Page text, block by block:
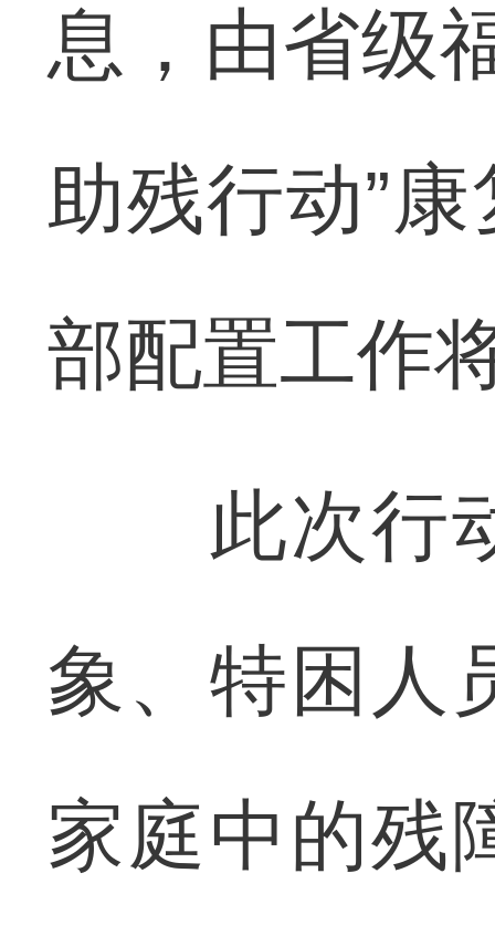
息，由省级
助残行动”
部配置工作
此次行动
象、特困人
家庭中的残